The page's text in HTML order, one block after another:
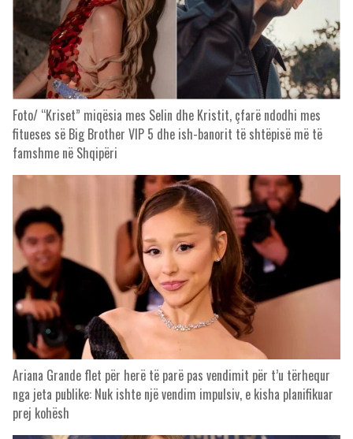
Foto/ “Kriset” miqësia mes Selin dhe Kristit, çfarë ndodhi mes
fitueses së Big Brother VIP 5 dhe ish-banorit të shtëpisë më të
famshme në Shqipëri
Ariana Grande flet për herë të parë pas vendimit për t’u tërhequr
nga jeta publike: Nuk ishte një vendim impulsiv, e kisha planifikuar
prej kohësh